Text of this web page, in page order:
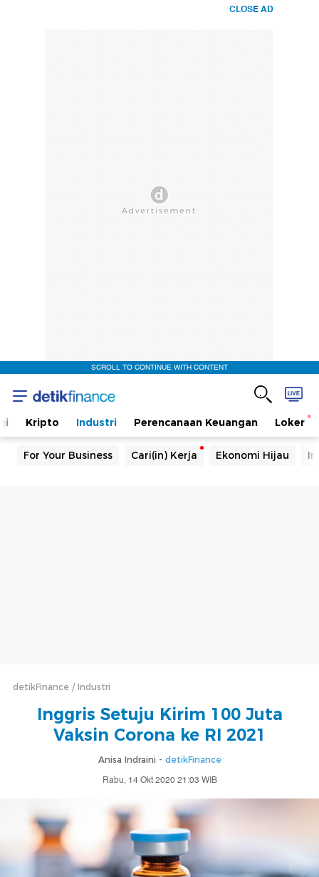
CLOSE AD
SCROLL TO CONTINUE WITH CONTENT
Kripto Industri Perencanaan Keuangan Loker
For Your Business Cari(in) Kerja Ekonomi Hijau
detikFinance Industri
Inggris Setuju Kirim 100 Juta
Vaksin Corona ke RI 2021
Anisa Indraini - detikFinance
Rabu, 14 Okt 2020 21:03 WIB